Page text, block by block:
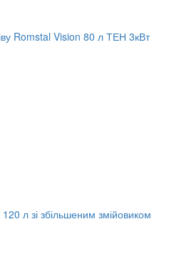
Romstal Vision 80 л ТЕН 3кВт